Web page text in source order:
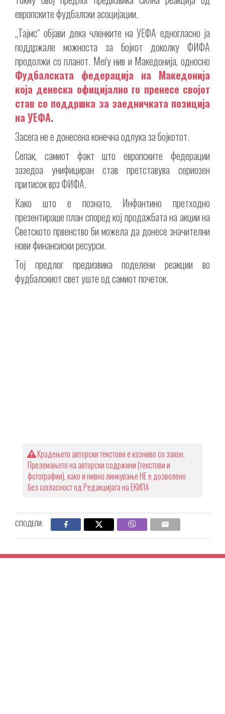
европските фудбалски асоцијации.
„Тајмс“ објави дека членките на УЕФА едногласно ја
поддржале можноста за бојкот доколку ФИФА
продолжи со планот. Меѓу нив и Македонија, односно
Фудбалската федерација на Македонија
која денеска официјално го пренесе својот
став со поддршка за заедничката позиција
на УЕФА.
Засега не е донесена конечна одлука за бојкотот.
Сепак, самиот факт што европските федерации
зазедоа унифициран став претставува сериозен
притисок врз ФИФА.
Како што е познато, Инфантино претходно
презентираше план според кој продажбата на акции на
Светското првенство би можела да донесе значителни
нови финансиски ресурси.
Тој предлог предизвика поделени реакции во
фудбалскиот свет уште од самиот почеток.
Крадењето авторски текстови е казниво со закон.
Преземањето на авторски содржини (текстови и
фотографии), како и нивно линкување НЕ е дозволено
без согласност од Редакцијата на ЕКИПА
СПОДЕЛИ: